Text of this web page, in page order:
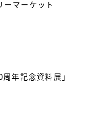
ーマーケット
年記念資料展」